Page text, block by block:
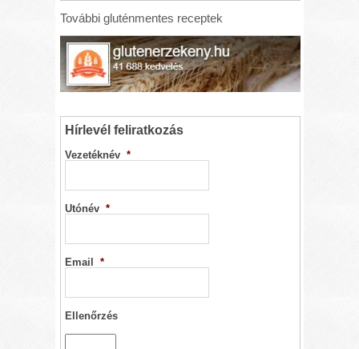
További gluténmentes receptek
Hírlevél feliratkozás
Vezetéknév *
Utónév *
Email *
Ellenőrzés